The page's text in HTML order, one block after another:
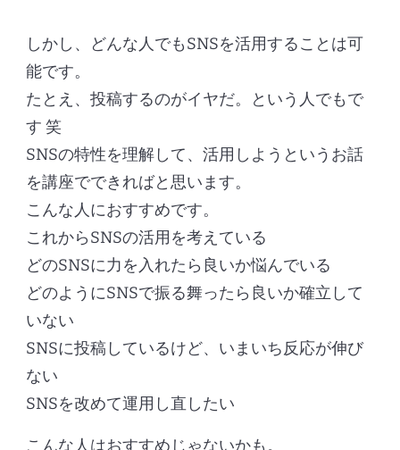
しかし、どんな人でもSNSを活用することは可
能です。
たとえ、投稿するのがイヤだ。という人でもで
す 笑
SNSの特性を理解して、活用しようというお話
を講座でできればと思います。
こんな人におすすめです。
これからSNSの活用を考えている
どのSNSに力を入れたら良いか悩んでいる
どのようにSNSで振る舞ったら良いか確立して
いない
SNSに投稿しているけど、いまいち反応が伸び
ない
SNSを改めて運用し直したい
こんな人はおすすめじゃないかも。